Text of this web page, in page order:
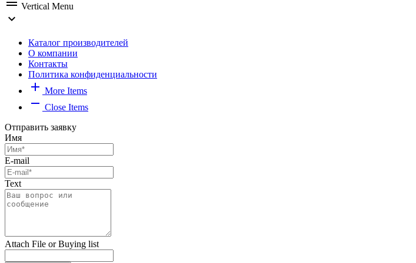
Vertical Menu
expand_more
Каталог производителей
О компании
Контакты
Политика конфиденциальности
add More Items
remove Close Items
Отправить заявку
Имя
E-mail
Text
Attach File or Buying list